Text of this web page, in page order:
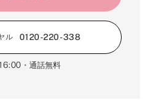
ル 0120-220-338
・通話無料